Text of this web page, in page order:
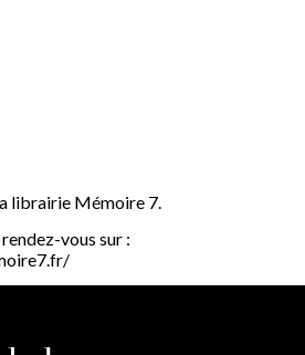
librairie Mémoire 7.
vous sur :